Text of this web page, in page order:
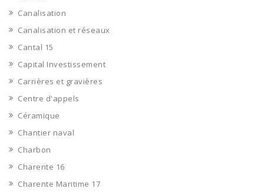
Canalisation
Canalisation et réseaux
Cantal 15
Capital Investissement
Carrières et gravières
Centre d'appels
Céramique
Chantier naval
Charbon
Charente 16
Charente Maritime 17